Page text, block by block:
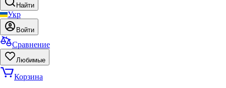
Найти
Укр
Войти
Сравнение
Любимые
Корзина